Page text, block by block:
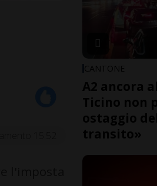
CANTONE
A2 ancora
Ticino non
ostaggio
transito»